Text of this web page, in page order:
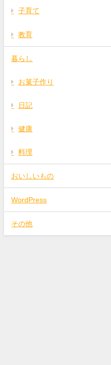
子育て
教育
暮らし
お菓子作り
日記
健康
料理
おいしいもの
WordPress
その他